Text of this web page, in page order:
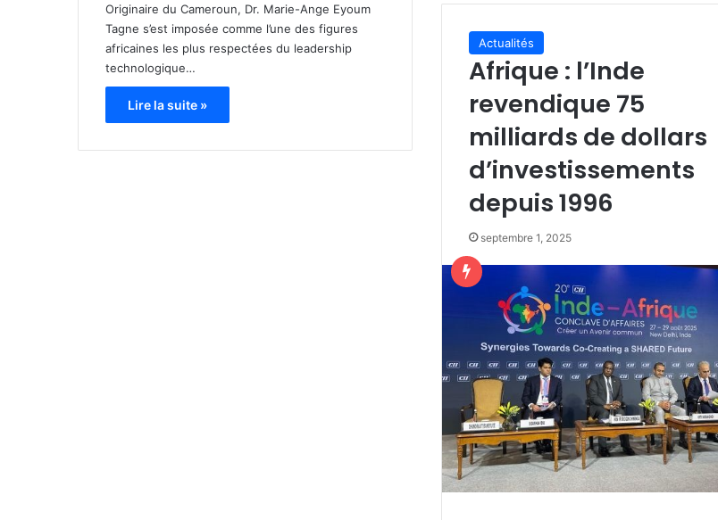
Originaire du Cameroun, Dr. Marie-Ange Eyoum
Tagne s’est imposée comme l’une des figures
africaines les plus respectées du leadership
technologique…
Lire la suite »
Actualités
Afrique : l’Inde
revendique 75
milliards de dollars
d’investissements
depuis 1996
septembre 1, 2025